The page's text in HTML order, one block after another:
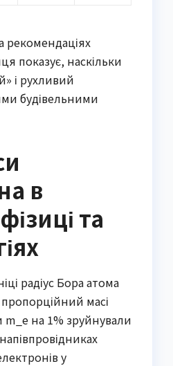
рекомендаціях
показує, наскільки
і рухливий
будівельними
в
та
радіус Бора атома
масі
на 1% зруйнували
у